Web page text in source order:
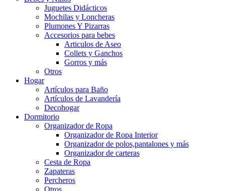
Juguetes Didácticos
Mochilas y Loncheras
Plumones Y Pizarras
Accesorios para bebes
Articulos de Aseo
Collets y Ganchos
Gorros y más
Otros
Hogar
Artículos para Baño
Artículos de Lavandería
Decohogar
Dormitorio
Organizador de Ropa
Organizador de Ropa Interior
Organizador de polos,pantalones y más
Organizador de carteras
Cesta de Ropa
Zapateras
Percheros
Otros